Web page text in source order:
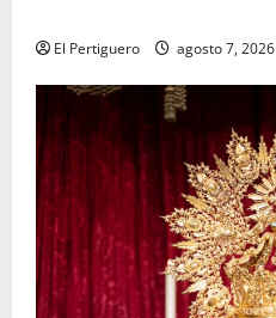
El Pertiguero agosto 7, 2026